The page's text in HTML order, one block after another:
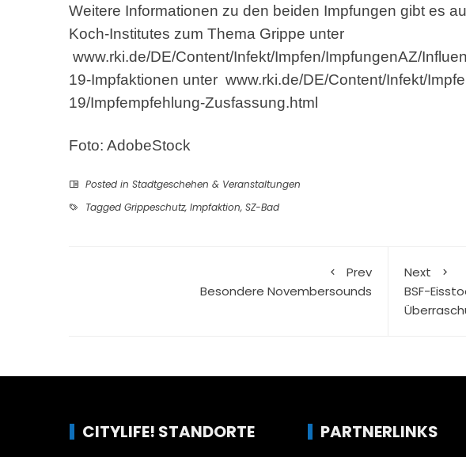
Weitere Informationen zu den beiden Impfungen gibt es
Koch-Institutes zum Thema Grippe unter
www.rki.de/DE/Content/Infekt/Impfen/ImpfungenAZ/
19-Impfaktionen unter www.rki.de/DE/Content/Infekt/
19/Impfempfehlung-Zusfassung.html
Foto: AdobeStock
Posted in Stadtgeschehen & Veranstaltungen
Tagged Grippeschutz, Impfaktion, SZ-Bad
Prev
Besondere Novembersounds
Next
BSF-
CITYLIFE! STANDORTE PARTNERLINKS